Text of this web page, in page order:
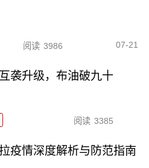
阅读 3986 07-21
袭升级，布油破九十
阅读 3385
疫情深度解析与防范指南